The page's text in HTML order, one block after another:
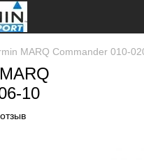
MARQ Commander 010-
10